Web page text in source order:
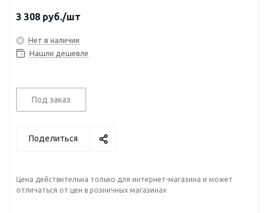
3 308 руб./шт
Нет в наличии
Нашли дешевле
Под заказ
Поделиться
Цена действительна только для интернет-магазина и может
отличаться от цен в розничных магазинах